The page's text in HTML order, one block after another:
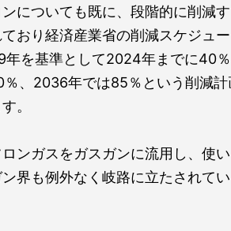
についても既に、段階的に削減す
おり経済産業省の削減スケジュー
年を基準として2024年までに40％
％、2036年では85％という削減計
。
ンガスをガスガンに流用し、使い
界も例外なく岐路に立たされてい